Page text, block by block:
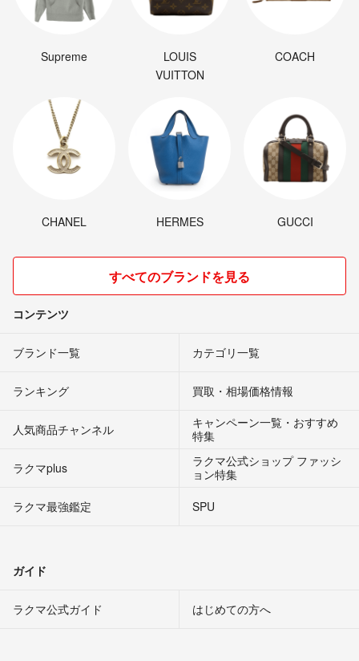
Supreme
LOUIS
VUITTON
COACH
CHANEL HERMES GUCCI
すべてのブランドを見る
コンテンツ
ブランド一覧 カテゴリ一覧
ランキング 買取・相場価格情報
人気商品チャンネル
キャンペーン一覧・おすすめ
特集
ラクマplus
ラクマ公式ショップ ファッシ
ョン特集
ラクマ最強鑑定
SPU
ガイド
ラクマ公式ガイド はじめての方へ